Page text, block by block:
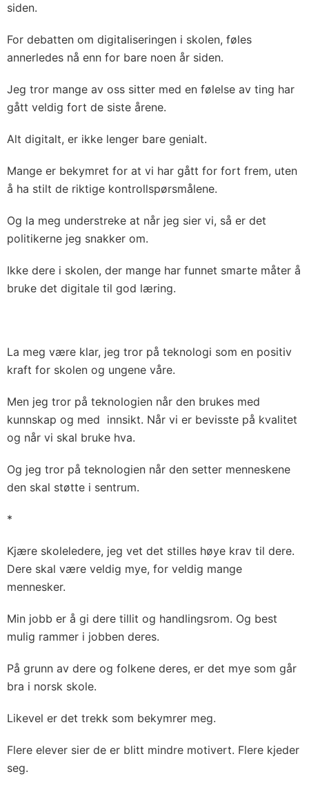
siden.
For debatten om digitaliseringen i skolen, føles
annerledes nå enn for bare noen år siden.
Jeg tror mange av oss sitter med en følelse av ting har
gått veldig fort de siste årene.
Alt digitalt, er ikke lenger bare genialt.
Mange er bekymret for at vi har gått for fort frem, uten
å ha stilt de riktige kontrollspørsmålene.
Og la meg understreke at når jeg sier vi, så er det
politikerne jeg snakker om.
Ikke dere i skolen, der mange har funnet smarte måter å
bruke det digitale til god læring.
La meg være klar, jeg tror på teknologi som en positiv
kraft for skolen og ungene våre.
Men jeg tror på teknologien når den brukes med
kunnskap og med innsikt. Når vi er bevisste på kvalitet
og når vi skal bruke hva.
Og jeg tror på teknologien når den setter menneskene
den skal støtte i sentrum.
*
Kjære skoleledere, jeg vet det stilles høye krav til dere.
Dere skal være veldig mye, for veldig mange
mennesker.
Min jobb er å gi dere tillit og handlingsrom. Og best
mulig rammer i jobben deres.
På grunn av dere og folkene deres, er det mye som går
bra i norsk skole.
Likevel er det trekk som bekymrer meg.
Flere elever sier de er blitt mindre motivert. Flere kjeder
seg.